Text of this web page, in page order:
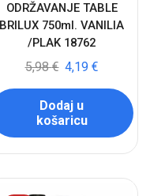
ODRŽAVANJE TABLE
BRILUX 750ml. VANILIA
/PLAK 18762
5,98€ 4,19 €
Dodaj u
košaricu